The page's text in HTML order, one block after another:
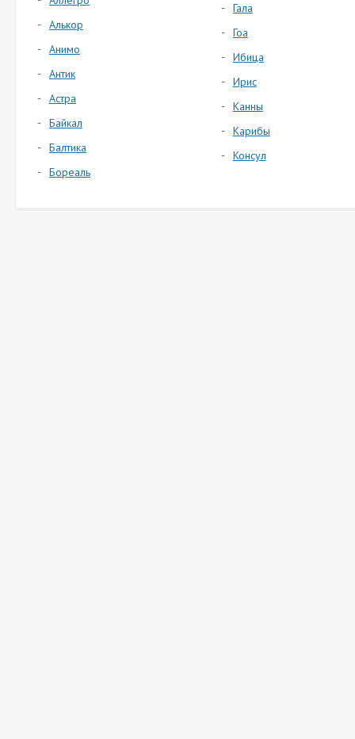
Алькор
Анимо
Антик
Астра
Байкал
Балтика
Бореаль
Гала
Гоа
Ибица
Ирис
Канны
Карибы
Консул